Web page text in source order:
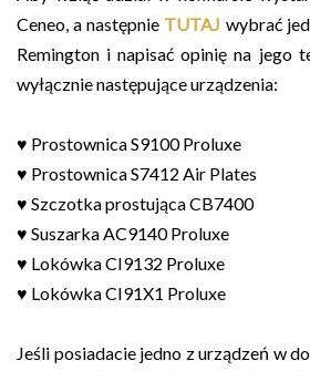
Ceneo, a następnie TUTAJ wybrać
Remington i napisać opinię na jego
wyłącznie następujące urządzenia:
♥ Prostownica S9100 Proluxe
♥ Prostownica S7412 Air Plates
♥ Szczotka prostująca CB7400
♥ Suszarka AC9140 Proluxe
♥ Lokówka CI9132 Proluxe
♥ Lokówka CI91X1 Proluxe
Jeśli posiadacie jedno z urządzeń w